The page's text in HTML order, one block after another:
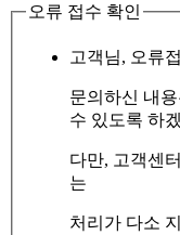
오류 접수 확인
고객님, 오류
문의하신 내
수 있도록 하
다만, 고객센
는
처리가 다소